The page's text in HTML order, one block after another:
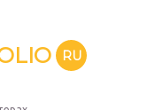
RU